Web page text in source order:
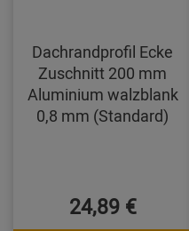
Dachrandprofil Ecke
Zuschnitt 200 mm
Aluminium walzblank
0,8 mm (Standard)
24,89 €